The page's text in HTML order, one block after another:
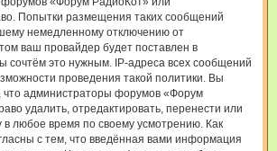
Попытки размещения таких сообщений
немедленному отключению от
ваш провайдер будет поставлен в
сочтём это нужным. IP-адреса всех сообщений
проведения такой политики. Вы
что администраторы форумов «Форум
удалить, отредактировать, перенести или
любое время по своему усмотрению. Как
с тем, что введённая вами информация